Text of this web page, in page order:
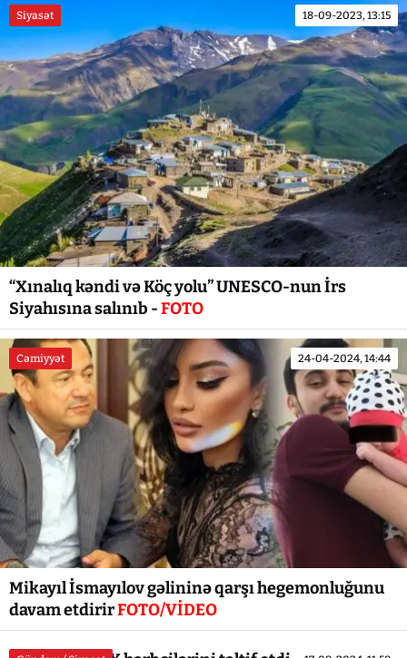
Siyasət 18-09-2023, 13:15
“Xınalıq kəndi və Köç yolu” UNESCO-nun İrs
Siyahısına salınıb -FOTO
Cəmiyyət 24-04-2024, 14:44
Mikayıl İsmayılov gəlininə qarşı hegemonluğunu
davam etdirirFOTO/VİDEO